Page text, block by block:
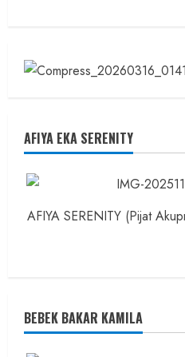
AFIYA EKA SERENITY
AFIYA SERENITY (Pijat
BEBEK BAKAR KAMILA